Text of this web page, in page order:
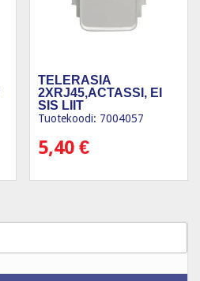
TELERASIA
2XRJ45,ACTASSI, EI
SIS LIIT
Tuotekoodi: 7004057
5,40€